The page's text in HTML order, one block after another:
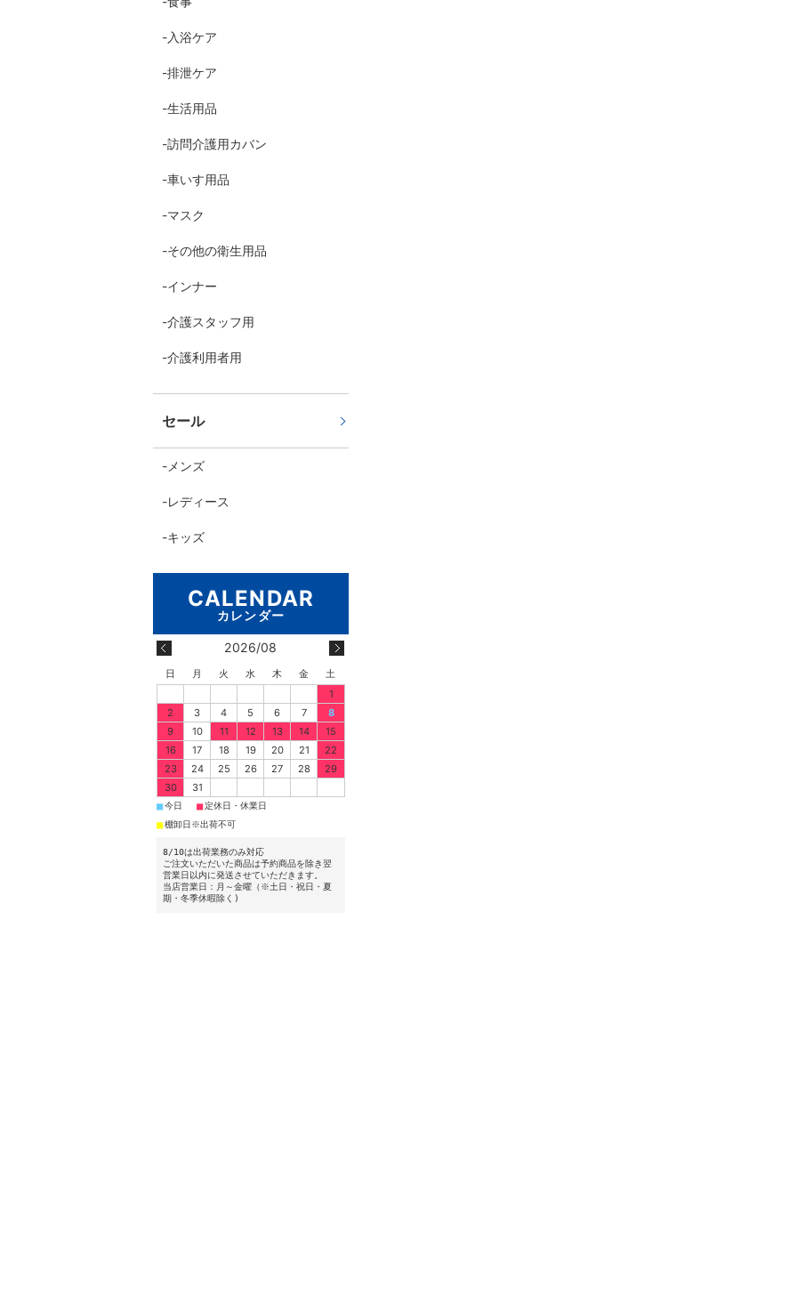
入浴ケア
排泄ケア
生活用品
訪問介護用カバン
車いす用品
マスク
その他の衛生用品
インナー
介護スタッフ用
介護利用者用
セール
メンズ
レディース
キッズ
2026/08
日 月 火 水 木 金
土
1
2
3 4 5 6 7
8
9
10 11 12 13 14
15
16
17 18 19 20 21
22
23
24 25 26 27 28
29
30
31
■今日 ■定休日・休業日
■棚卸日※出荷不可
8/10は出荷業務のみ対応
ご注文いただいた商品は予約商品を除き翌
営業日以内に発送させていただきます。
当店営業日：月～金曜（※土日・祝日・夏
期・冬季休暇除く)